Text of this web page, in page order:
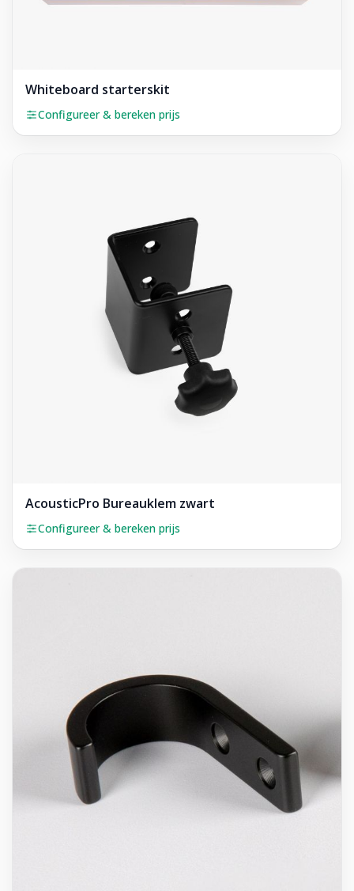
Whiteboard starterskit
Configureer & bereken prijs
AcousticPro Bureauklem zwart
Configureer & bereken prijs